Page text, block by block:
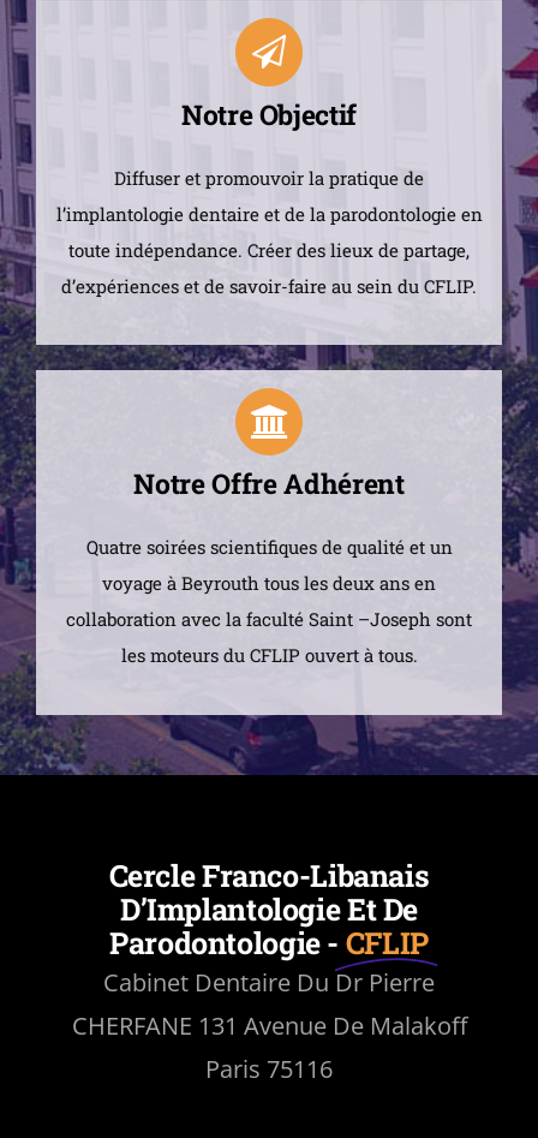
Notre Objectif
Diffuser et promouvoir la pratique de
l’implantologie dentaire et de la parodontologie en
toute indépendance. Créer des lieux de partage,
d’expériences et de savoir-faire au sein du CFLIP.
Notre Offre Adhérent
Quatre soirées scientifiques de qualité et un
voyage à Beyrouth tous les deux ans en
collaboration avec la faculté Saint –Joseph sont
les moteurs du CFLIP ouvert à tous.
Cercle Franco-Libanais
D’Implantologie Et De
Parodontologie - CFLIP
Cabinet Dentaire Du Dr Pierre
CHERFANE 131 Avenue De Malakoff
Paris 75116